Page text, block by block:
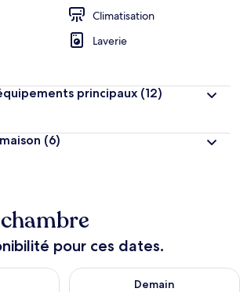
Climatisation
Laverie
principaux (12)
(6)
pour ces dates.
pour ce soir août 8 - août 9
Demain
Vérifier la disponibilité pour